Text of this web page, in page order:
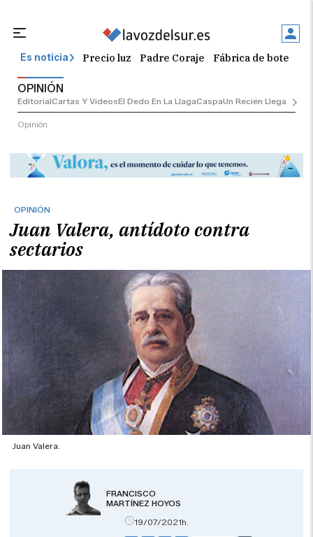
Es noticia Precio luz Padre Coraje Fábrica de botellas
OPINIÓN
EditorialCartas Y VídeosEl Dedo En La LlagaCaspaUn Recién Llegado
Opinión
OPINIÓN
Juan Valera, antídoto contra
sectarios
Juan Valera.
FRANCISCO
MARTÍNEZ HOYOS
19/07/2021h.